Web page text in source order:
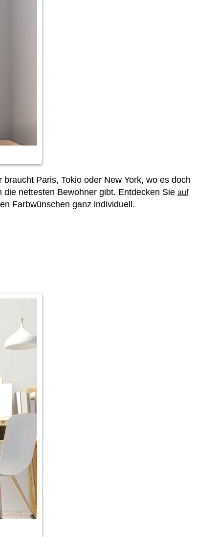
Paris, Tokio oder New York, wo es doch
nettesten Bewohner gibt. Entdecken Sie auf
Farbwünschen ganz individuell.